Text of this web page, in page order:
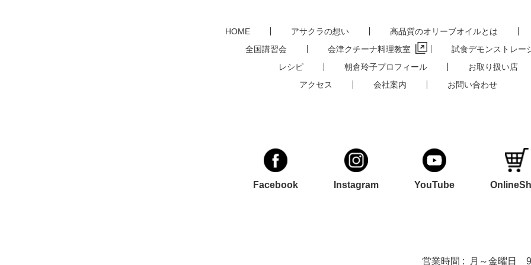
HOME アサクラの想い 高品質のオリーブオイルとは
全国講習会
会津クチーナ料理教室
試食デモンストレー
レシピ
朝倉玲子プロフィール
お取り扱い店
アクセス
会社案内 お問い合わせ
Facebook Instagram YouTube
営業時間 : 月～金曜日